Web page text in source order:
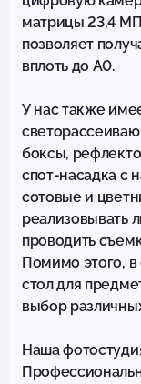
матрицы 23,4 МП
позволяет
вплоть до A0.
У нас также
боксы,
спот-насадка с
сотовые и
реализовывать
проводить
Помимо этого,
стол для
выбор
Наша